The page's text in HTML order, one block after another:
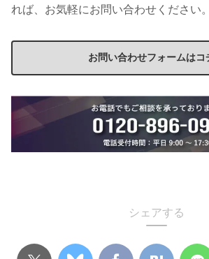
れば、お気軽にお問い合わせください。
お問い合わせフォームはコ
シェアする